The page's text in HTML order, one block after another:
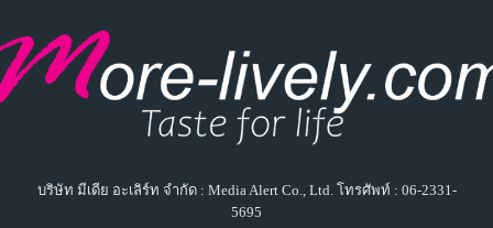
บริษัท มีเดีย อะเลิร์ท จำกัด : Media Alert Co., Ltd. โทรศัพท์ : 06-2331-
5695